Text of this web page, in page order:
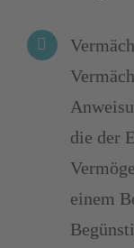
die der
einem